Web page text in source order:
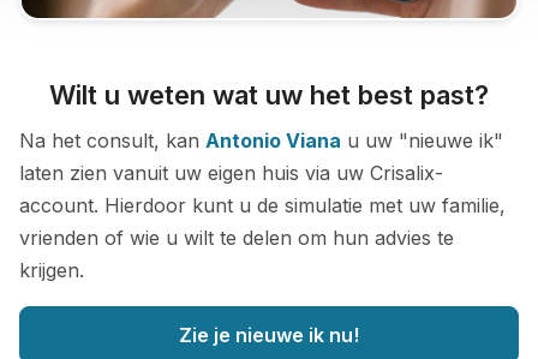
Wilt u weten wat uw het best past?
Na het consult, kan Antonio Viana u uw "nieuwe ik"
laten zien vanuit uw eigen huis via uw Crisalix-
account. Hierdoor kunt u de simulatie met uw familie,
vrienden of wie u wilt te delen om hun advies te
krijgen.
Zie je nieuwe ik nu!